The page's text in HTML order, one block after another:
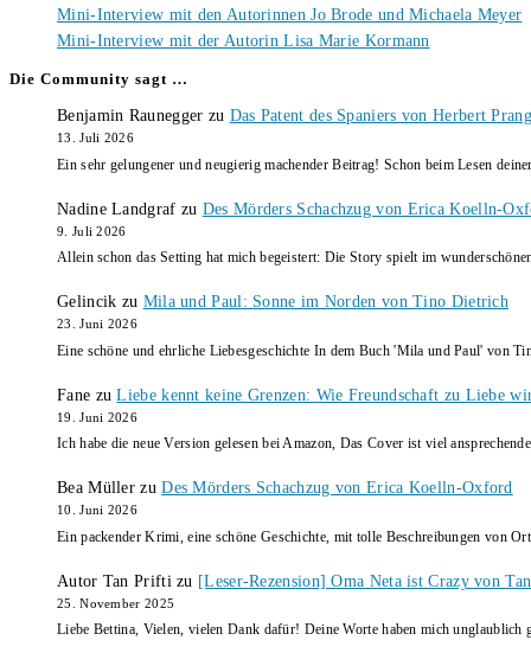
Mini-Interview mit den Autorinnen Jo Brode und Michaela Meyer
Mini-Interview mit der Autorin Lisa Marie Kormann
Die Community sagt …
Benjamin Raunegger zu Das Patent des Spaniers von Herbert
13. Juli 2026
Ein sehr gelungener und neugierig machender Beitrag! Schon beim Lesen
Nadine Landgraf zu Des Mörders Schachzug von Erica Koelln-
9. Juli 2026
Allein schon das Setting hat mich begeistert: Die Story spielt im
Gelincik zu Mila und Paul: Sonne im Norden von Tino Dietrich
23. Juni 2026
Eine schöne und ehrliche Liebesgeschichte In dem Buch 'Mila und Paul' von
Fane zuLiebe kennt keine Grenzen: Wie Freundschaft zu Liebe
19. Juni 2026
Ich habe die neue Version gelesen bei Amazon, Das Cover ist viel
Bea Müller zuDes Mörders Schachzug von Erica Koelln-Oxford
10. Juni 2026
Ein packender Krimi, eine schöne Geschichte, mit tolle Beschreibungen von
Autor Tan Prifti zu [Leser-Rezension] Oma Neta ist Crazy von
25. November 2025
Liebe Bettina, Vielen, vielen Dank dafür! Deine Worte haben mich unglaublich